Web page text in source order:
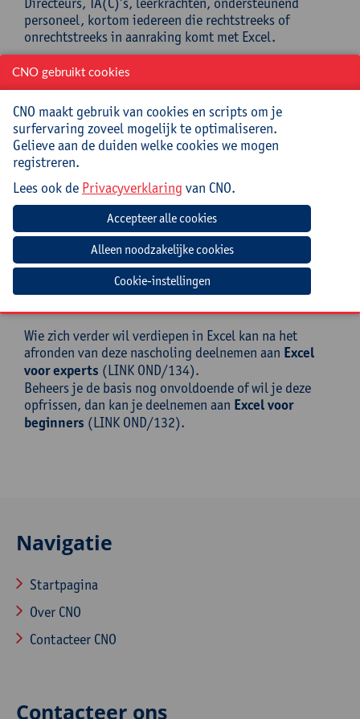
personeel, kortom iedereen die rechtstreeks of
onrechtstreeks in aanraking komt met Excel.
Mee te brengen door cursist
Opgeladen laptop (met lader en muis) met hierop
Excel 2021, 2024 of M365 (aanbevolen) geïnstalleerd.
Het gaat om de desktopversie van M365, niet om de
webversie (online in een browser) gezien de online
mogelijkheden beperkt zijn t.o.v. de desktopversie. De
belangrijkste verschillen kan je op deze website
vergelijken:
https://www.computertutoring.co.uk/blogs/microsoft-
365-online-vs-desktop.
Geen chromebook!
Goed om te weten
Wie zich verder wil verdiepen in Excel kan na het
afronden van deze nascholing deelnemen aan Excel
voor experts (LINK OND/134).
Beheers je de basis nog onvoldoende of wil je deze
opfrissen, dan kan je deelnemen aan Excel voor
beginners (LINK OND/132).
Navigatie
Startpagina
Over CNO
Contacteer CNO
Contacteer ons
CNO gebruikt cookies
CNO maakt gebruik van cookies en scripts om je
surfervaring zoveel mogelijk te optimaliseren.
Gelieve aan de duiden welke cookies we mogen
registreren.
Lees ook de Privacyverklaring van CNO.
Cookie-instellingen